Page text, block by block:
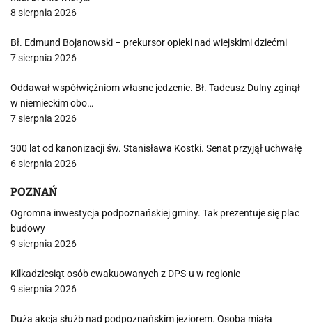
8 sierpnia 2026
Bł. Edmund Bojanowski – prekursor opieki nad wiejskimi dziećmi
7 sierpnia 2026
Oddawał współwięźniom własne jedzenie. Bł. Tadeusz Dulny zginął
w niemieckim obo…
7 sierpnia 2026
300 lat od kanonizacji św. Stanisława Kostki. Senat przyjął uchwałę
6 sierpnia 2026
POZNAŃ
Ogromna inwestycja podpoznańskiej gminy. Tak prezentuje się plac
budowy
9 sierpnia 2026
Kilkadziesiąt osób ewakuowanych z DPS-u w regionie
9 sierpnia 2026
Duża akcja służb nad podpoznańskim jeziorem. Osoba miała